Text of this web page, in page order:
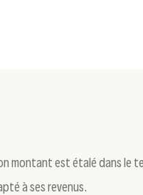
montant est étalé dans le
à ses revenus.